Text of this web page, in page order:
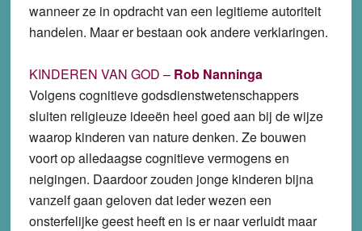
wanneer ze in opdracht van een legitieme autoriteit
handelen. Maar er bestaan ook andere verklaringen.
KINDEREN VAN GOD – Rob Nanninga
Volgens cognitieve godsdienstwetenschappers
sluiten religieuze ideeën heel goed aan bij de wijze
waarop kinderen van nature denken. Ze bouwen
voort op alledaagse cognitieve vermogens en
neigingen. Daardoor zouden jonge kinderen bijna
vanzelf gaan geloven dat ieder wezen een
onsterfelijke geest heeft en is er naar verluidt maar